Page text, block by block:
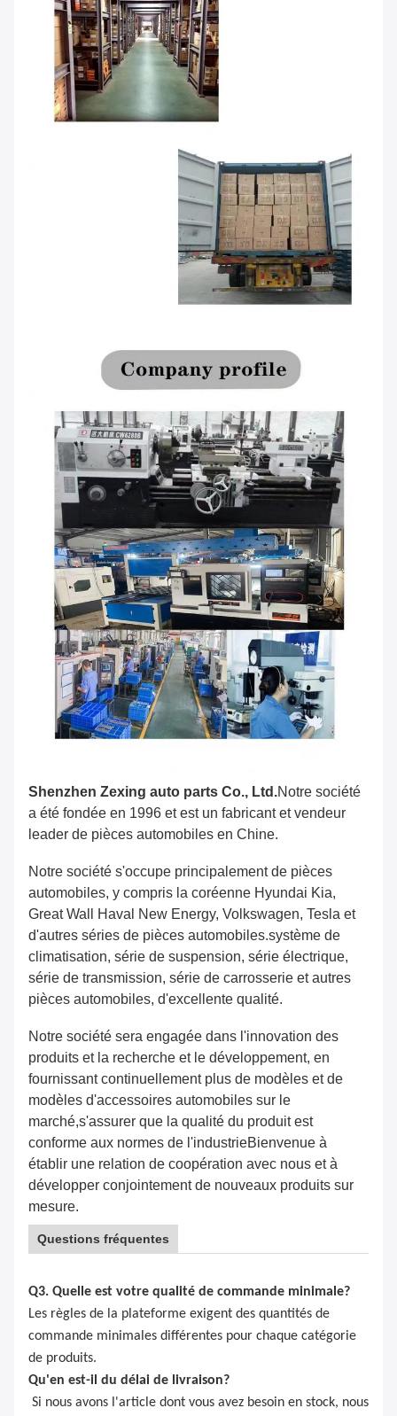
Shenzhen Zexing auto parts Co., Ltd.Notre société
a été fondée en 1996 et est un fabricant et vendeur
leader de pièces automobiles en Chine.
Notre société s'occupe principalement de pièces
automobiles, y compris la coréenne Hyundai Kia,
Great Wall Haval New Energy, Volkswagen, Tesla et
d'autres séries de pièces automobiles.système de
climatisation, série de suspension, série électrique,
série de transmission, série de carrosserie et autres
pièces automobiles, d'excellente qualité.
Notre société sera engagée dans l'innovation des
produits et la recherche et le développement, en
fournissant continuellement plus de modèles et de
modèles d'accessoires automobiles sur le
marché,s'assurer que la qualité du produit est
conforme aux normes de l'industrieBienvenue à
établir une relation de coopération avec nous et à
développer conjointement de nouveaux produits sur
mesure.
Questions fréquentes
Q3. Quelle est votre qualité de commande minimale?
Les règles de la plateforme exigent des quantités de
commande minimales différentes pour chaque catégorie
de produits.
Qu'en est-il du délai de livraison?
Si nous avons l'article dont vous avez besoin en stock, nous